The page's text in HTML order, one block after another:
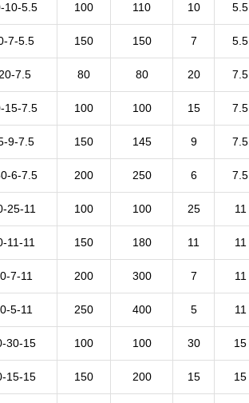
10-5.5 100 110 10 5.5
7-5.5 150 150 7 5.5
7.5 80 80 20 7.5
15-7.5 100 100 15 7.5
9-7.5 150 145 9 7.5
6-7.5 200 250 6 7.5
25-11 100 100 25 11
11-11 150 180 11 11
7-11 200 300 7 11
5-11 250 400 5 11
30-15 100 100 30 15
15-15 150 200 15 15